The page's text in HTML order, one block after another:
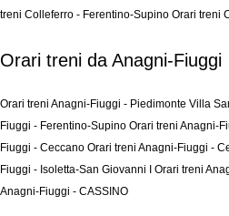
treni Colleferro - Ferentino-Supino Orari treni
Orari treni da Anagni-Fiuggi
Orari treni Anagni-Fiuggi - Piedimonte Villa
Fiuggi - Ferentino-Supino Orari treni Anagni-
Fiuggi - Ceccano Orari treni Anagni-Fiuggi -
Fiuggi - Isoletta-San Giovanni I Orari treni
Anagni-Fiuggi - CASSINO